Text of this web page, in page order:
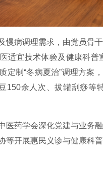
慢病调理需求，由党员骨
适宜技术体验及健康科
定制“冬病夏治”调理方案
150余人次、拔罐刮痧等
医药学会深化党建与业务
等开展惠民义诊与健康科